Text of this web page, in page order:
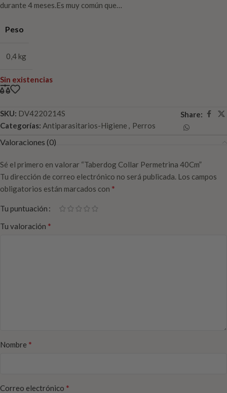
durante 4 meses.Es muy común que…
Peso
0,4 kg
Sin existencias
SKU: DV4220214S
Categorías: Antiparasitarios-Higiene , Perros
Share:
Valoraciones (0)
Sé el primero en valorar “Taberdog Collar Permetrina 40Cm”
Tu dirección de correo electrónico no será publicada. Los campos
obligatorios están marcados con *
Tu puntuación
Tu valoración *
Nombre *
Correo electrónico *